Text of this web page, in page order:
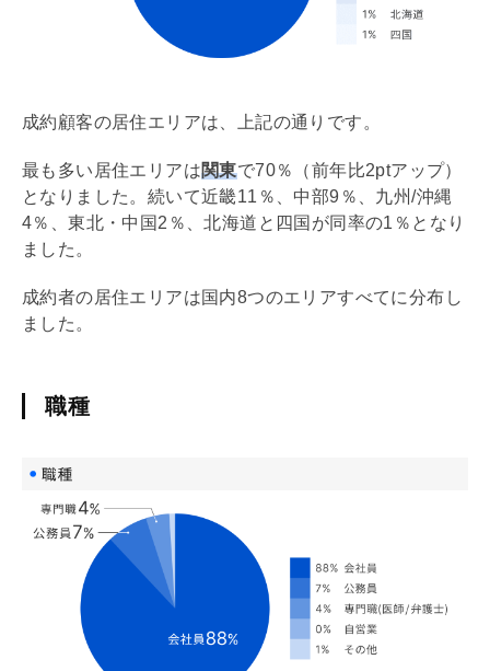
成約顧客の居住エリアは、上記の通りです。
最も多い居住エリアは関東で70％（前年比2ptアップ）
となりました。続いて近畿11％、中部9％、九州/沖縄
4％、東北・中国2％、北海道と四国が同率の1％となり
ました。
成約者の居住エリアは国内8つのエリアすべてに分布し
ました。
職種